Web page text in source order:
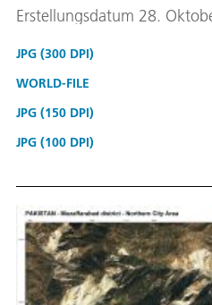
Erstellungsdatum 28.
JPG (300 DPI)
WORLD-FILE
JPG (150 DPI)
JPG (100 DPI)